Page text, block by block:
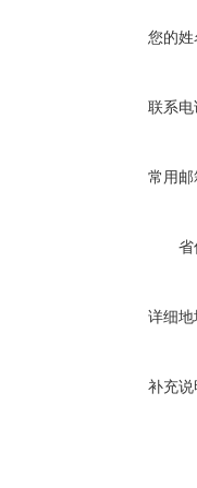
您的姓
联系电
常用邮
省
详细地
补充说